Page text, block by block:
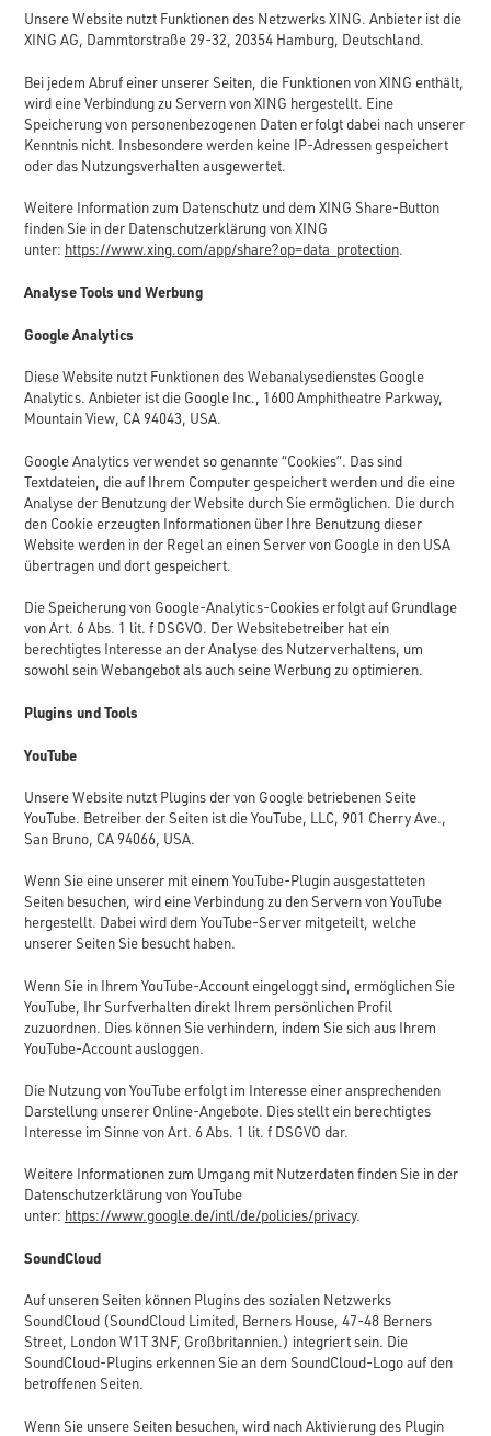
Unsere Website nutzt Funktionen des Netzwerks XING. Anbieter ist die
XING AG, Dammtorstraße 29-32, 20354 Hamburg, Deutschland.
Bei jedem Abruf einer unserer Seiten, die Funktionen von XING enthält,
wird eine Verbindung zu Servern von XING hergestellt. Eine
Speicherung von personenbezogenen Daten erfolgt dabei nach unserer
Kenntnis nicht. Insbesondere werden keine IP-Adressen gespeichert
oder das Nutzungsverhalten ausgewertet.
Weitere Information zum Datenschutz und dem XING Share-Button
finden Sie in der Datenschutzerklärung von XING
unter: https://www.xing.com/app/share?op=data_protection.
Analyse Tools und Werbung
Google Analytics
Diese Website nutzt Funktionen des Webanalysedienstes Google
Analytics. Anbieter ist die Google Inc., 1600 Amphitheatre Parkway,
Mountain View, CA 94043, USA.
Google Analytics verwendet so genannte “Cookies”. Das sind
Textdateien, die auf Ihrem Computer gespeichert werden und die eine
Analyse der Benutzung der Website durch Sie ermöglichen. Die durch
den Cookie erzeugten Informationen über Ihre Benutzung dieser
Website werden in der Regel an einen Server von Google in den USA
übertragen und dort gespeichert.
Die Speicherung von Google-Analytics-Cookies erfolgt auf Grundlage
von Art. 6 Abs. 1 lit. f DSGVO. Der Websitebetreiber hat ein
berechtigtes Interesse an der Analyse des Nutzerverhaltens, um
sowohl sein Webangebot als auch seine Werbung zu optimieren.
Plugins und Tools
YouTube
Unsere Website nutzt Plugins der von Google betriebenen Seite
YouTube. Betreiber der Seiten ist die YouTube, LLC, 901 Cherry Ave.,
San Bruno, CA 94066, USA.
Wenn Sie eine unserer mit einem YouTube-Plugin ausgestatteten
Seiten besuchen, wird eine Verbindung zu den Servern von YouTube
hergestellt. Dabei wird dem YouTube-Server mitgeteilt, welche
unserer Seiten Sie besucht haben.
Wenn Sie in Ihrem YouTube-Account eingeloggt sind, ermöglichen Sie
YouTube, Ihr Surfverhalten direkt Ihrem persönlichen Profil
zuzuordnen. Dies können Sie verhindern, indem Sie sich aus Ihrem
YouTube-Account ausloggen.
Die Nutzung von YouTube erfolgt im Interesse einer ansprechenden
Darstellung unserer Online-Angebote. Dies stellt ein berechtigtes
Interesse im Sinne von Art. 6 Abs. 1 lit. f DSGVO dar.
Weitere Informationen zum Umgang mit Nutzerdaten finden Sie in der
Datenschutzerklärung von YouTube
unter: https://www.google.de/intl/de/policies/privacy.
SoundCloud
Auf unseren Seiten können Plugins des sozialen Netzwerks
SoundCloud (SoundCloud Limited, Berners House, 47-48 Berners
Street, London W1T 3NF, Großbritannien.) integriert sein. Die
SoundCloud-Plugins erkennen Sie an dem SoundCloud-Logo auf den
betroffenen Seiten.
Wenn Sie unsere Seiten besuchen, wird nach Aktivierung des Plugin